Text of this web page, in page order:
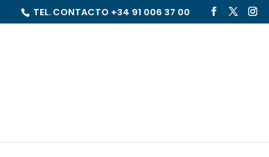
TEL. CONTACTO +34 91 006 37 00